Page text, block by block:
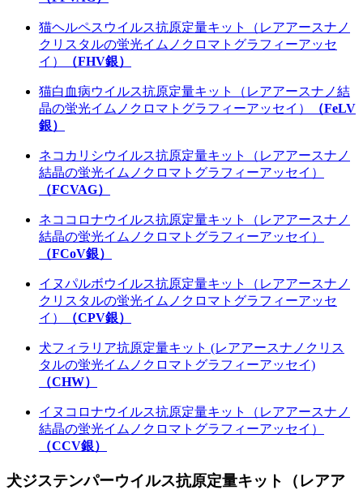
猫ヘルペスウイルス抗原定量キット（レアアースナノ
クリスタルの蛍光イムノクロマトグラフィーアッセ
イ）
（FHV銀）
猫白血病ウイルス抗原定量キット（レアアースナノ結
晶の蛍光イムノクロマトグラフィーアッセイ）
（FeLV
銀）
ネコカリシウイルス抗原定量キット（レアアースナノ
結晶の蛍光イムノクロマトグラフィーアッセイ）
（FCVAG）
ネココロナウイルス抗原定量キット（レアアースナノ
結晶の蛍光イムノクロマトグラフィーアッセイ）
（FCoV銀）
イヌパルボウイルス抗原定量キット（レアアースナノ
クリスタルの蛍光イムノクロマトグラフィーアッセ
イ）
（CPV銀）
犬フィラリア抗原定量キット (レアアースナノクリス
タルの蛍光イムノクロマトグラフィーアッセイ)
（CHW）
イヌコロナウイルス抗原定量キット（レアアースナノ
結晶の蛍光イムノクロマトグラフィーアッセイ）
（CCV銀）
犬ジステンパーウイルス抗原定量キット（レアア